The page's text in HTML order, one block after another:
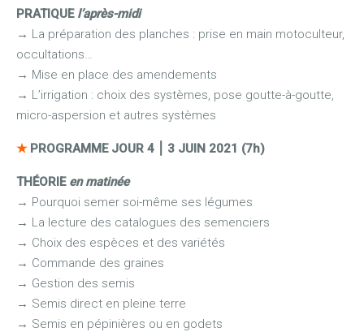
PRATIQUE l’après-midi
→ La préparation des planches : prise en main motoculteur,
occultations…
→ Mise en place des amendements
→ L’irrigation : choix des systèmes, pose goutte-à-goutte,
micro-aspersion et autres systèmes
★PROGRAMME JOUR 4 3 JUIN 2021 (7h)
THÉORIE en matinée
→ Pourquoi semer soi-même ses légumes
→ La lecture des catalogues des semenciers
→ Choix des espèces et des variétés
→ Commande des graines
→ Gestion des semis
→ Semis direct en pleine terre
→ Semis en pépinières ou en godets